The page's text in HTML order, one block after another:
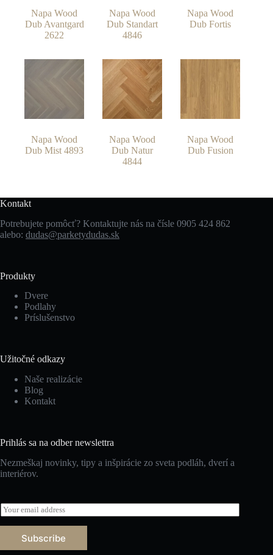
Napa Wood
Dub Avantgard
2622
Napa Wood
Dub Standart
4846
Napa Wood
Dub Fortis
Napa Wood
Dub Mist 4893
Napa Wood
Dub Natur
4844
Napa Wood
Dub Fusion
Kontakt
Potrebujete pomôcť? Kontaktujte nás na čísle 0905 424 862
alebo: dudas@parketydudas.sk
Produkty
Dvere
Podlahy
Príslušenstvo
Užitočné odkazy
Naše realizácie
Blog
Kontakt
Prihlás sa na odber newslettra
Nezmeškaj novinky, tipy a inšpirácie zo sveta podláh, dverí a
interiérov.
E
m
a
l
Subscribe